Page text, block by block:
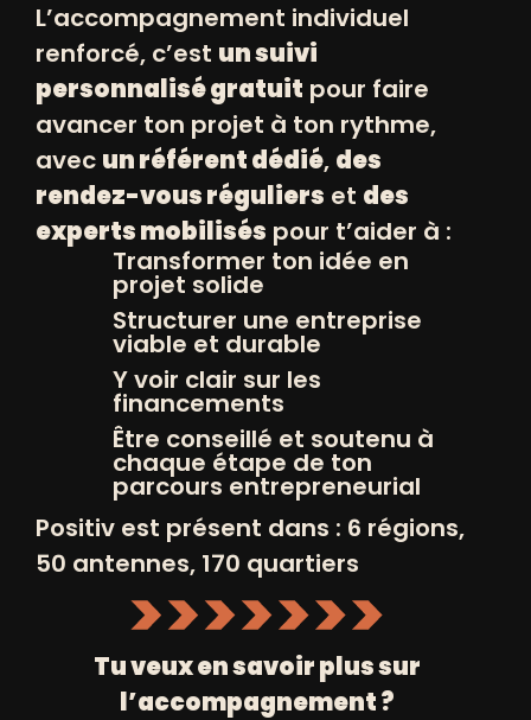
Docteur en pharmacie, accro à la joie des
instants simples, qui réalise qu’un rire et
un sourire échangé sont bien plus
puissants que n’importe quelle molécule
pour être heureux. VRAIMENT heureux.
J’ai donc décidé de me former dans une
des meilleures écoles de coaching et de
PNL, chez MHD formation et à l’Ecole
Internationale du Rire pour la rigologie. Je
suis ainsi devenue coach de vie
spécialisée en rigologie à Paris et en
région parisienne.
J’ai créé le coaching Peace & Joy, un
programme en visio, pour les femmes qui
veulent reprendre leur vie en main et je
conçois des événements autour du YOGA
DU RIRE pour les particuliers et les
entreprises.
L’accompagnement individuel
renforcé, c’est un suivi
personnalisé gratuit pour faire
avancer ton projet à ton rythme,
avec un référent dédié, des
rendez-vous réguliers et des
experts mobilisés pour t’aider à :
Transformer ton idée en
projet solide
Structurer une entreprise
viable et durable
Y voir clair sur les
financements
Être conseillé et soutenu à
chaque étape de ton
parcours entrepreneurial
Positiv est présent dans : 6 régions,
50 antennes, 170 quartiers
Tu veux en savoir plus sur
l’accompagnement ?